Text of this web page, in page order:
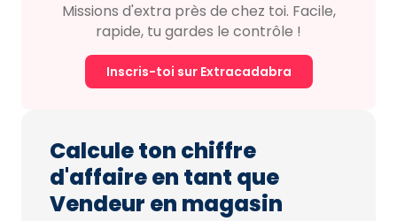
Missions d'extra près de chez toi. Facile,
rapide, tu gardes le contrôle !
Inscris-toi sur Extracadabra
Calcule ton chiffre
d'affaire en tant que
Vendeur en magasin